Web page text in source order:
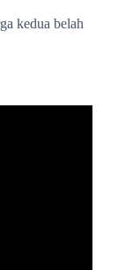
kedua belah